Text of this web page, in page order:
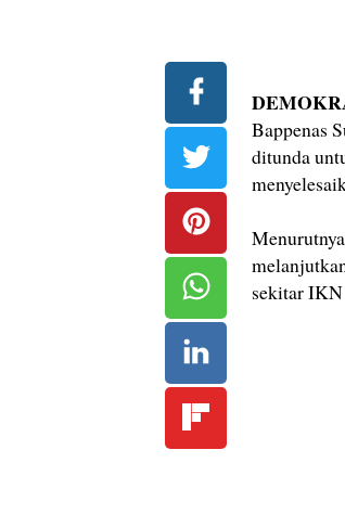
Bappenas
ditunda
sekitar IKN